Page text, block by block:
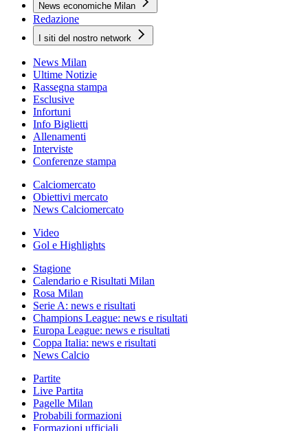
News economiche Milan
Redazione
I siti del nostro network
News Milan
Ultime Notizie
Rassegna stampa
Esclusive
Infortuni
Info Biglietti
Allenamenti
Interviste
Conferenze stampa
Calciomercato
Obiettivi mercato
News Calciomercato
Video
Gol e Highlights
Stagione
Calendario e Risultati Milan
Rosa Milan
Serie A: news e risultati
Champions League: news e risultati
Europa League: news e risultati
Coppa Italia: news e risultati
News Calcio
Partite
Live Partita
Pagelle Milan
Probabili formazioni
Formazioni ufficiali